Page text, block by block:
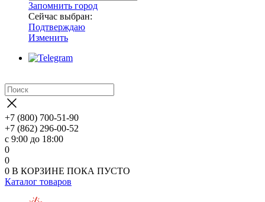
Запомнить город
Сейчас выбран:
Подтверждаю
Изменить
+7 (800) 700-51-90
+7 (862) 296-00-52
с 9:00 до 18:00
0
0
0 В КОРЗИНЕ ПОКА ПУСТО
Каталог товаров